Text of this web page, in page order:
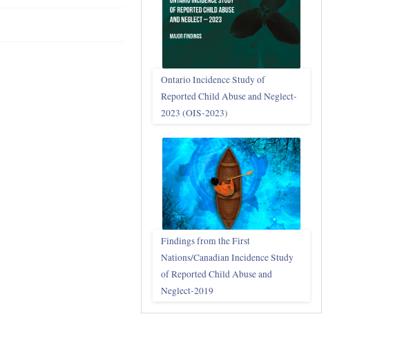
Ontario Incidence Study of
Reported Child Abuse and Neglect-
2023 (OIS‑2023)
Findings from the First
Nations/Canadian Incidence Study
of Reported Child Abuse and
Neglect-2019